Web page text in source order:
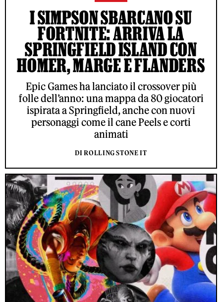
I SIMPSON SBARCANO SU
FORTNITE: ARRIVA LA
SPRINGFIELD ISLAND CON
HOMER, MARGE E FLANDERS
Epic Games ha lanciato il crossover più
folle dell’anno: una mappa da 80 giocatori
ispirata a Springfield, anche con nuovi
personaggi come il cane Peels e corti
animati
DI ROLLING STONE IT